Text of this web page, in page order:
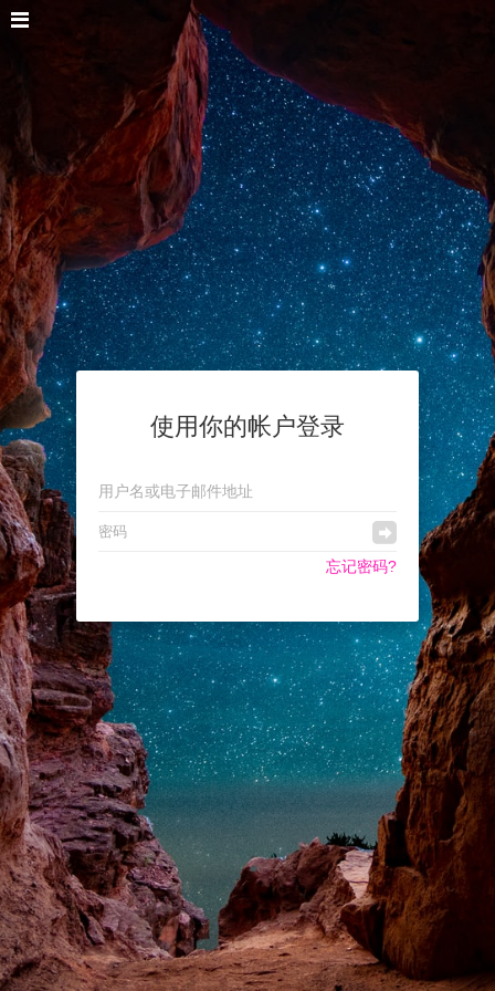
使用你的帐户登录
忘记密码?